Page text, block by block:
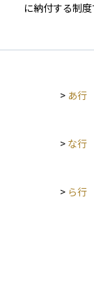
に納付する制
することです
なることがあります。 また、配当金や利
> あ行
> な行
> ら行